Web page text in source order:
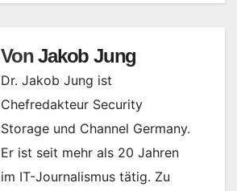
VonJakob Jung
Dr. Jakob Jung ist
Chefredakteur Security
Storage und Channel Germany.
Er ist seit mehr als 20 Jahren
im IT-Journalismus tätig. Zu